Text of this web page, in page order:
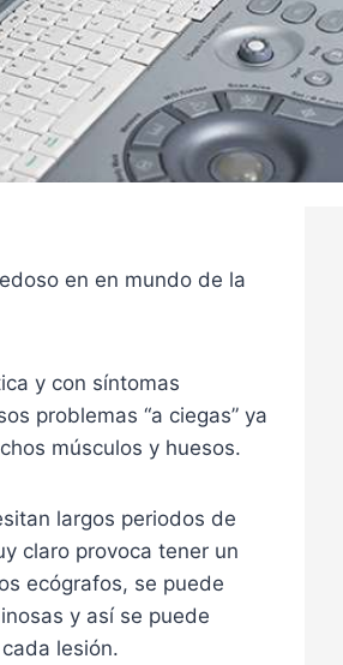
en en mundo de la
y con síntomas
problemas “a ciegas” ya
músculos y huesos.
largos periodos de
claro provoca tener un
ecógrafos, se puede
y así se puede
lesión.